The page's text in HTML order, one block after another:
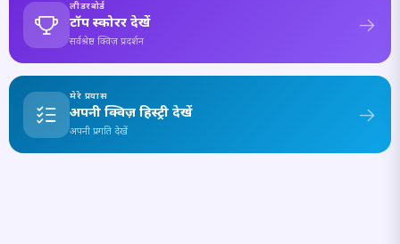
लीडरबोर्ड
टॉप स्कोरर देखें
सर्वश्रेष्ठ क्विज़ प्रदर्शन
मेरे प्रयास
अपनी क्विज़ हिस्ट्री देखें
अपनी प्रगति देखें